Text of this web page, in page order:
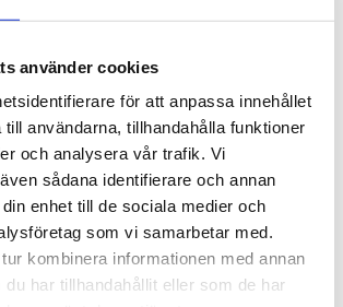
använder cookies
för att anpassa innehållet
användarna, tillhandahålla funktioner
och analysera vår trafik. Vi
sådana identifierare och annan
enhet till de sociala medier och
som vi samarbetar med.
kombinera informationen med annan
du har tillhandahållit eller som de har
dig att skapa ditt alldeles
unika drömboende.